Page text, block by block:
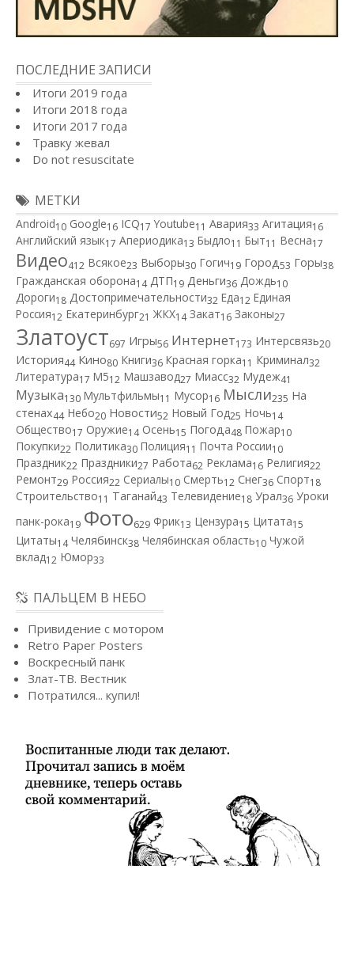
ПОСЛЕДНИЕ ЗАПИСИ
Итоги 2019 года
Итоги 2018 года
Итоги 2017 года
Травку жевал
Do not resuscitate
МЕТКИ
Android10 Google16 ICQ17 Youtube11 Авария33 Агитация16
Английский язык17 Апериодика13 Быдло11 Быт11 Весна17
Видео412 Всякое23 Выборы30 Гогич19 Город53 Горы38
Гражданская оборона14 ДТП19 Деньги36 Дождь10
Дороги18 Достопримечательности32 Еда12 Единая
Россия12 Екатеринбург21 ЖКХ14 Закат16 Законы27
Златоуст697 Игры56 Интернет173 Интерсвязь20
История44 Кино80 Книги36 Красная горка11 Криминал32
Литература17 М512 Машзавод27 Миасс32 Мудеж41
Музыка130 Мультфильмы11 Мусор16 Мысли235 На
стенах44 Небо20 Новости52 Новый Год25 Ночь14
Общество17 Оружие14 Осень15 Погода48 Пожар10
Покупки22 Политика30 Полиция11 Почта России10
Праздник22 Праздники27 Работа62 Реклама16 Религия22
Ремонт29 Россия22 Сериалы10 Смерть12 Снег36 Спорт18
Строительство11 Таганай43 Телевидение18 Урал36 Уроки
панк-рока19 Фото629 Фрик13 Цензура15 Цитата15
Цитаты14 Челябинск38 Челябинская область10 Чужой
вклад12 Юмор33
ПАЛЬЦЕМ В НЕБО
Привидение с мотором
Retro Paper Posters
Воскресный панк
Злат-ТВ. Вестник
Потратился... купил!